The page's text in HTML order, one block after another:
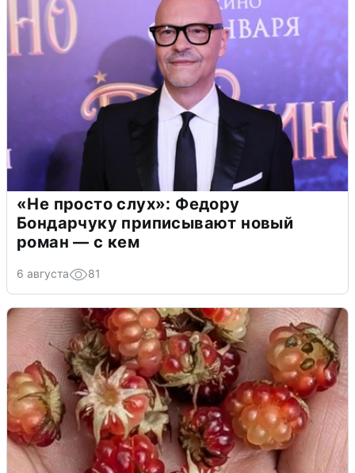
«Не просто слух»: Федору
Бондарчуку приписывают новый
роман — с кем
6 августа 81